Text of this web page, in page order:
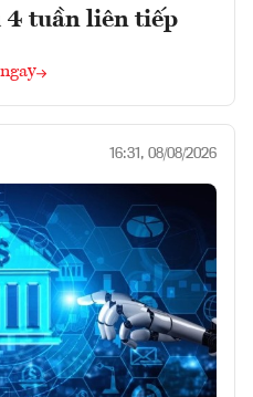
4 tuần liên tiếp
16:31, 08/08/2026